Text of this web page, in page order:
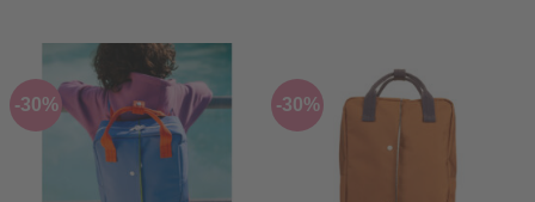
-30% -30%